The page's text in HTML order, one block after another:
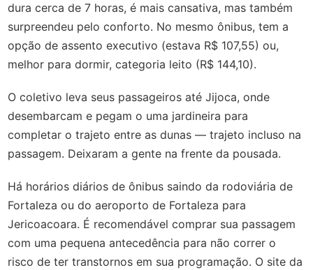
dura cerca de 7 horas, é mais cansativa, mas também
surpreendeu pelo conforto. No mesmo ônibus, tem a
opção de assento executivo (estava R$ 107,55) ou,
melhor para dormir, categoria leito (R$ 144,10).
O coletivo leva seus passageiros até Jijoca, onde
desembarcam e pegam o uma jardineira para
completar o trajeto entre as dunas — trajeto incluso na
passagem. Deixaram a gente na frente da pousada.
Há horários diários de ônibus saindo da rodoviária de
Fortaleza ou do aeroporto de Fortaleza para
Jericoacoara. É recomendável comprar sua passagem
com uma pequena antecedência para não correr o
risco de ter transtornos em sua programação. O site da